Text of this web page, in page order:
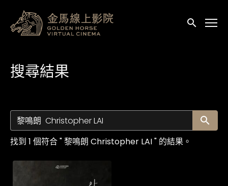
輔助連結
送出
搜尋結果
送
找到 1 個符合 " 黎鳴朗 Christopher LAI " 的結果。